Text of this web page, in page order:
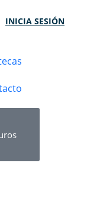
INICIA SESIÓN